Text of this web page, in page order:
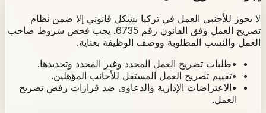
لا يجوز للأجنبي العمل في تركيا بشكل قانوني إلا ضمن نظام
تصريح العمل وفق القانون رقم 6735. يجب فحص شروط صاحب
العمل والنسب المطلوبة ووصف الوظيفة بعناية.
•طلبات تصريح العمل المحدد وغير المحدد وتجديدها.
•تقييم تصريح العمل المستقل للأجانب المؤهلين.
•الاعتراضات الإدارية والدعاوى ضد قرارات رفض تصريح
العمل.